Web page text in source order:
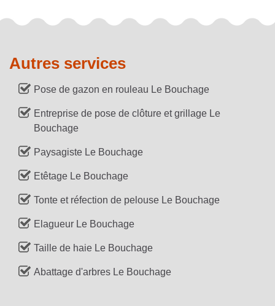
Autres services
Pose de gazon en rouleau Le Bouchage
Entreprise de pose de clôture et grillage Le
Bouchage
Paysagiste Le Bouchage
Etêtage Le Bouchage
Tonte et réfection de pelouse Le Bouchage
Elagueur Le Bouchage
Taille de haie Le Bouchage
Abattage d'arbres Le Bouchage